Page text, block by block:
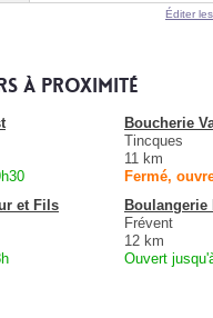
Éditer
à proximité
Boucherie
Tincques
11 km
Fermé,
et Fils
Boulangerie
Frévent
12 km
Ouvert